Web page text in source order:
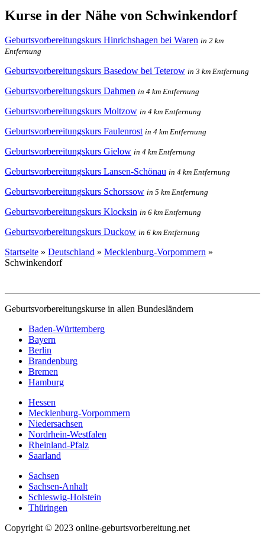
Kurse in der Nähe von Schwinkendorf
Geburtsvorbereitungskurs Hinrichshagen bei Waren in 2 km
Entfernung
Geburtsvorbereitungskurs Basedow bei Teterow in 3 km Entfernung
Geburtsvorbereitungskurs Dahmen in 4 km Entfernung
Geburtsvorbereitungskurs Moltzow in 4 km Entfernung
Geburtsvorbereitungskurs Faulenrost in 4 km Entfernung
Geburtsvorbereitungskurs Gielow in 4 km Entfernung
Geburtsvorbereitungskurs Lansen-Schönau in 4 km Entfernung
Geburtsvorbereitungskurs Schorssow in 5 km Entfernung
Geburtsvorbereitungskurs Klocksin in 6 km Entfernung
Geburtsvorbereitungskurs Duckow in 6 km Entfernung
Startseite » Deutschland » Mecklenburg-Vorpommern »
Schwinkendorf
Geburtsvorbereitungskurse in allen Bundesländern
Baden-Württemberg
Bayern
Berlin
Brandenburg
Bremen
Hamburg
Hessen
Mecklenburg-Vorpommern
Niedersachsen
Nordrhein-Westfalen
Rheinland-Pfalz
Saarland
Sachsen
Sachsen-Anhalt
Schleswig-Holstein
Thüringen
Copyright © 2023 online-geburtsvorbereitung.net